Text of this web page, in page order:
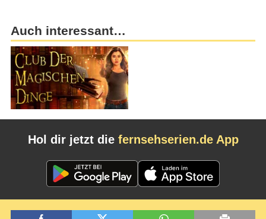
Auch interessant…
Hol dir jetzt die fernsehserien.de App